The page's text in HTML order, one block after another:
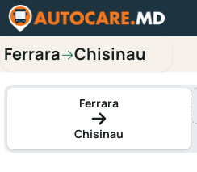
Ferrara→Chisinau
Ferrara
Chisinau